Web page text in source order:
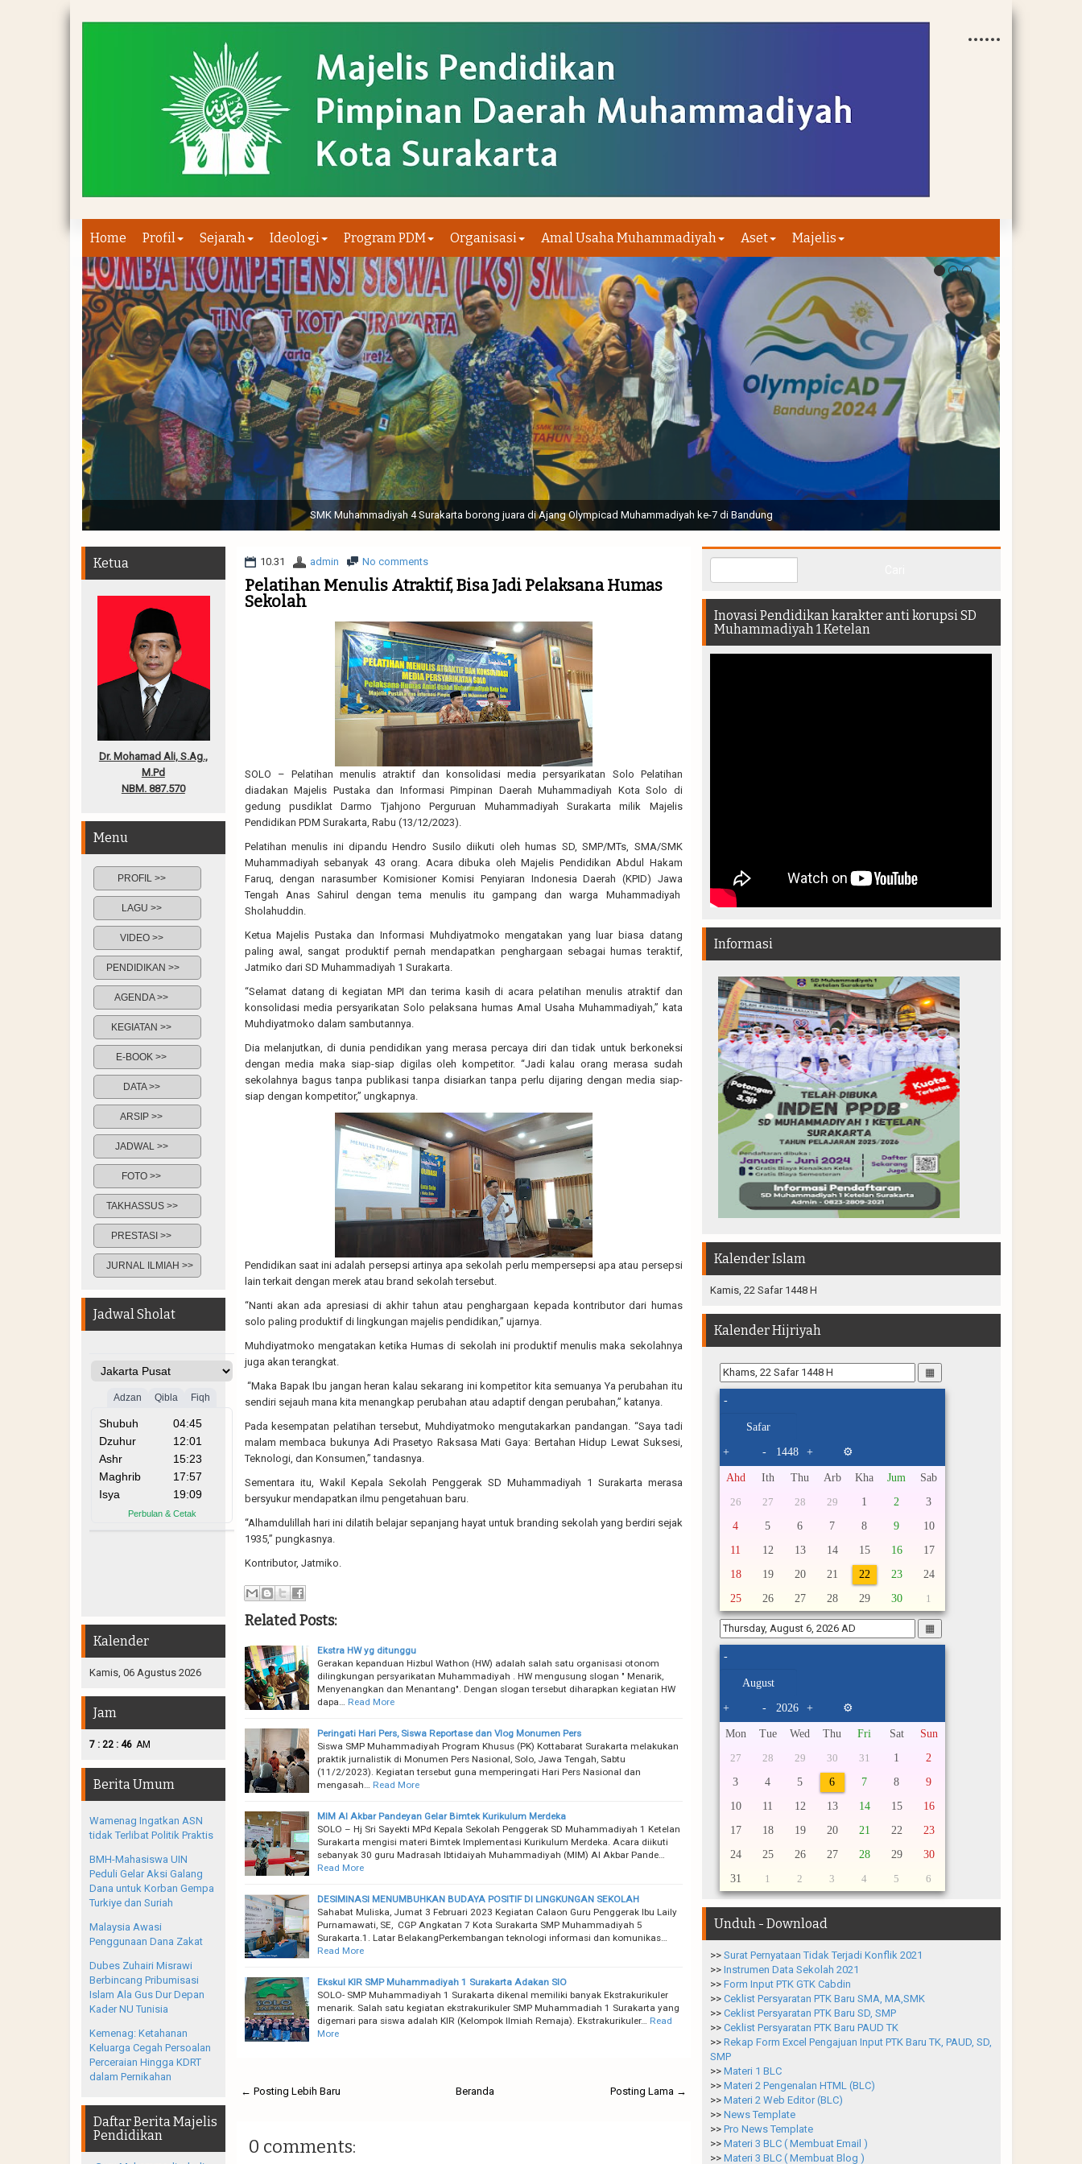
Home Profil Sejarah Ideologi Program PDM Organisasi Amal Usaha Muhammadiyah Aset Majelis
Sabtu, 19 November 2022. (dari kiri) Pertunjukan Tapak Suci Perguruan Muhammadiyah ( TSPM ) di Stadion Manahan Solo || Ir. H. Joko Widodo selaku Presiden RI membuka Acara Muktamar
Muhammadiyah 48 || Pertunjukan bendera dan tari memukau seluruh Muktamar dan Muktamirin yang hadir di dalam stadion
10.31 admin No comments
Pelatihan Menulis Atraktif, Bisa Jadi Pelaksana Humas
Sekolah
SOLO – Pelatihan menulis atraktif dan konsolidasi media persyarikatan Solo Pelatihan
diadakan Majelis Pustaka dan Informasi Pimpinan Daerah Muhammadiyah Kota Solo di
gedung pusdiklat Darmo Tjahjono Perguruan Muhammadiyah Surakarta milik Majelis
Pendidikan PDM Surakarta, Rabu (13/12/2023).
Pelatihan menulis ini dipandu Hendro Susilo diikuti oleh humas SD, SMP/MTs, SMA/SMK
Muhammadiyah sebanyak 43 orang. Acara dibuka oleh Majelis Pendidikan Abdul Hakam
Faruq, dengan narasumber Komisioner Komisi Penyiaran Indonesia Daerah (KPID) Jawa
Tengah Anas Sahirul dengan tema menulis itu gampang dan warga Muhammadiyah
Sholahuddin.
Ketua Majelis Pustaka dan Informasi Muhdiyatmoko mengatakan yang luar biasa datang
paling awal, sangat produktif pernah mendapatkan penghargaan sebagai humas teraktif,
Jatmiko dari SD Muhammadiyah 1 Surakarta.
“Selamat datang di kegiatan MPI dan terima kasih di acara pelatihan menulis atraktif dan
konsolidasi media persyarikatan Solo pelaksana humas Amal Usaha Muhammadiyah,” kata
Muhdiyatmoko dalam sambutannya.
Dia melanjutkan, di dunia pendidikan yang merasa percaya diri dan tidak untuk berkoneksi
dengan media maka siap-siap digilas oleh kompetitor. “Jadi kalau orang merasa sudah
sekolahnya bagus tanpa publikasi tanpa disiarkan tanpa perlu dijaring dengan media siap-
siap dengan kompetitor,” ungkapnya.
Pendidikan saat ini adalah persepsi artinya apa sekolah perlu mempersepsi apa atau persepsi
lain terkait dengan merek atau brand sekolah tersebut.
“Nanti akan ada apresiasi di akhir tahun atau penghargaan kepada kontributor dari humas
solo paling produktif di lingkungan majelis pendidikan,” ujarnya.
Muhdiyatmoko mengatakan ketika Humas di sekolah ini produktif menulis maka sekolahnya
juga akan terangkat.
“Maka Bapak Ibu jangan heran kalau sekarang ini kompetitor kita semuanya Ya perubahan itu
sendiri sejauh mana kita menangkap perubahan atau adaptif dengan perubahan,” katanya.
Pada kesempatan pelatihan tersebut, Muhdiyatmoko mengutakarkan pandangan. “Saya tadi
malam membaca bukunya Adi Prasetyo Raksasa Mati Gaya: Bertahan Hidup Lewat Suksesi,
Teknologi, dan Konsumen,” tandasnya.
Sementara itu, Wakil Kepala Sekolah Penggerak SD Muhammadiyah 1 Surakarta merasa
bersyukur mendapatkan ilmu pengetahuan baru.
“Alhamdulillah hari ini dilatih belajar sepanjang hayat untuk branding sekolah yang berdiri sejak
1935,” pungkasnya.
Kontributor, Jatmiko.
Related Posts:
Ekstra HW yg ditunggu
Gerakan kepanduan Hizbul Wathon (HW) adalah salah satu organisasi otonom
dilingkungan persyarikatan Muhammadiyah . HW mengusung slogan " Menarik,
Menyenangkan dan Menantang". Dengan slogan tersebut diharapkan kegiatan HW
dapa…
Read More
Peringati Hari Pers, Siswa Reportase dan Vlog Monumen Pers
Siswa SMP Muhammadiyah Program Khusus (PK) Kottabarat Surakarta melakukan
praktik jurnalistik di Monumen Pers Nasional, Solo, Jawa Tengah, Sabtu
(11/2/2023). Kegiatan tersebut guna memperingati Hari Pers Nasional dan
mengasah…
Read More
MIM Al Akbar Pandeyan Gelar Bimtek Kurikulum Merdeka
SOLO – Hj Sri Sayekti MPd Kepala Sekolah Penggerak SD Muhammadiyah 1 Ketelan
Surakarta mengisi materi Bimtek Implementasi Kurikulum Merdeka. Acara diikuti
sebanyak 30 guru Madrasah Ibtidaiyah Muhammadiyah (MIM) Al Akbar Pande…
Read More
DESIMINASI MENUMBUHKAN BUDAYA POSITIF DI LINGKUNGAN SEKOLAH
Sahabat Muliska, Jumat 3 Februari 2023 Kegiatan Calaon Guru Penggerak Ibu Laily
Purnamawati, SE, CGP Angkatan 7 Kota Surakarta SMP Muhammadiyah 5
Surakarta.1. Latar BelakangPerkembangan teknologi informasi dan komunikas…
Read More
Ekskul KIR SMP Muhammadiyah 1 Surakarta Adakan SIO
SOLO- SMP Muhammadiyah 1 Surakarta dikenal memiliki banyak Ekstrakurikuler
menarik. Salah satu kegiatan ekstrakurikuler SMP Muhammadiah 1 Surakarta yang
digemari para siswa adalah KIR (Kelompok IImiah Remaja). Ekstrakurikuler…
Read
More
← Posting Lebih Baru Posting Lama →
Beranda
0 comments:
Ketua
Dr. Mohamad Ali, S.Ag.,
M.Pd
NBM. 887.570
Menu
PROFIL >>
LAGU >>
VIDEO >>
PENDIDIKAN >>
AGENDA >>
KEGIATAN >>
E-BOOK >>
DATA >>
ARSIP >>
JADWAL >>
FOTO >>
TAKHASSUS >>
PRESTASI >>
JURNAL ILMIAH >>
Jadwal Sholat
Kalender
Kamis, 06 Agustus 2026
Jam
7 : 22 : 47 AM
Berita Umum
Wamenag Ingatkan ASN
tidak Terlibat Politik Praktis
BMH-Mahasiswa UIN
Peduli Gelar Aksi Galang
Dana untuk Korban Gempa
Turkiye dan Suriah
Malaysia Awasi
Penggunaan Dana Zakat
Dubes Zuhairi Misrawi
Berbincang Pribumisasi
Islam Ala Gus Dur Depan
Kader NU Tunisia
Kemenag: Ketahanan
Keluarga Cegah Persoalan
Perceraian Hingga KDRT
dalam Pernikahan
Daftar Berita Majelis
Pendidikan
Inovasi Pendidikan karakter anti korupsi SD
Muhammadiyah 1 Ketelan
Informasi
Kalender Islam
Kamis, 22 Safar 1448 H
Kalender Hijriyah
▦
-
+ - + ⚙
Ahd Ith Thu Arb Kha Jum Sab
26 27 28 29 1 2
3
4
5 6 7 8 9
10
11
12 13 14 15 16
17
18
19 20 21 22 23
24
25
26 27 28 29 30 1
▦
-
+ - + ⚙
Mon Tue Wed Thu Fri Sat Sun
27 28 29 30 31 1
2
3
4 5 6 7 8
9
10
11 12 13 14 15
16
17
18 19 20 21 22
23
24
25 26 27 28 29
30
31
1 2 3 4 5 6
Unduh - Download
>> Surat Pernyataan Tidak Terjadi Konflik 2021
>> Instrumen Data Sekolah 2021
>> Form Input PTK GTK Cabdin
>> Ceklist Persyaratan PTK Baru SMA, MA,SMK
>> Ceklist Persyaratan PTK Baru SD, SMP
>> Ceklist Persyaratan PTK Baru PAUD TK
>> Rekap Form Excel Pengajuan Input PTK Baru TK, PAUD, SD,
SMP
>> Materi 1 BLC
>> Materi 2 Pengenalan HTML (BLC)
>> Materi 2 Web Editor (BLC)
>> News Template
>> Pro News Template
>> Materi 3 BLC ( Membuat Email )
>> Materi 3 BLC ( Membuat Blog )